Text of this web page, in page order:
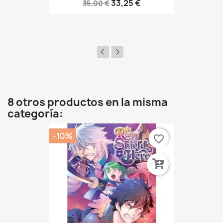
35,00 €33,25 €
8 otros productos en la misma
categoría:
-10% favorite_border